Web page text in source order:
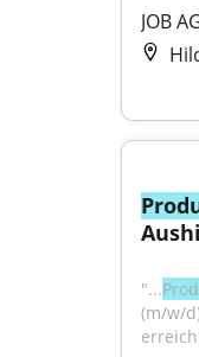
JOB
"...
(m/w/